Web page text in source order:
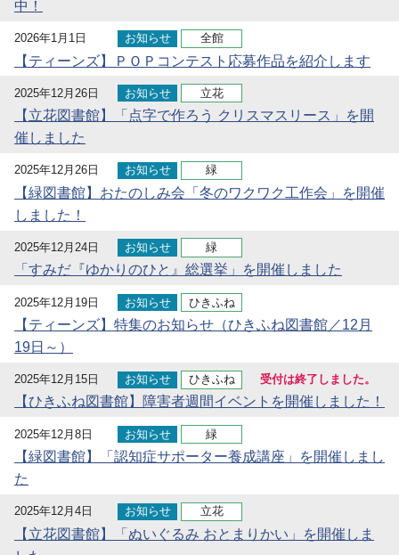
中！
2026年1月1日 お知らせ 全館
【ティーンズ】ＰＯＰコンテスト応募作品を紹介します
2025年12月26日 お知らせ 立花
【立花図書館】「点字で作ろう クリスマスリース」を開
催しました
2025年12月26日 お知らせ 緑
【緑図書館】おたのしみ会「冬のワクワク工作会」を開催
しました！
2025年12月24日 お知らせ 緑
「すみだ『ゆかりのひと』総選挙」を開催しました
2025年12月19日 お知らせ ひきふね
【ティーンズ】特集のお知らせ（ひきふね図書館／12月
19日～）
2025年12月15日 お知らせ ひきふね 受付は終了しました。
【ひきふね図書館】障害者週間イベントを開催しました！
2025年12月8日 お知らせ 緑
【緑図書館】「認知症サポーター養成講座」を開催しまし
た
2025年12月4日 お知らせ 立花
【立花図書館】「ぬいぐるみ おとまりかい」を開催しま